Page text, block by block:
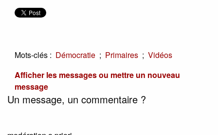
Mots-clés : Démocratie ; Primaires ; Vidéos
Afficher les messages ou mettre un nouveau
message
Un message, un commentaire ?